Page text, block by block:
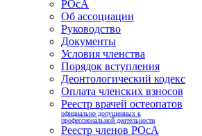
РОсА
Об ассоциации
Руководство
Документы
Условия членства
Порядок вступления
Деонтологический кодекс
Оплата членских взносов
Реестр врачей остеопатов
официально допущенных к
профессиональной деятельности
Реестр членов РОсА